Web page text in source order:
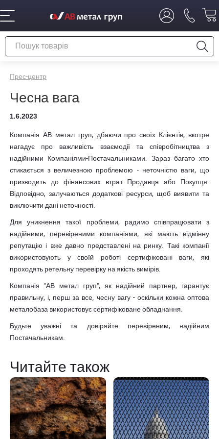
Прес-центр
Чесна вага
1.6.2023
Компанія АВ метал груп, дбаючи про своїх Клієнтів, вкотре
нагадує про важливість взаємодії та співробітництва з
надійними Компаніями-Постачальниками. Зараз багато хто
стикається з величезною проблемою - неточністю ваги, що
призводить до фінансових втрат Продавця або Покупця.
Відповідно, залучаються додаткові ресурси, щоб виявити та
виключити дані неточності.
Для уникнення такої проблеми, радимо співпрацювати з
надійними, перевіреними компаніями, які мають відмінну
репутацію і вже давно представлені на ринку. Такі компанії
використовують у своїй роботі сертифіковані ваги, які
проходять ретельну перевірку на якість вимірів.
Компанія "АВ метал груп", як надійний партнер, гарантує
правильну, і, перш за все, чесну вагу - оскільки кожна оптова
металобаза використовує сертифіковане обладнання.
Будьте уважні та довіряйте перевіреним, надійним
Постачальникам.
Читайте також